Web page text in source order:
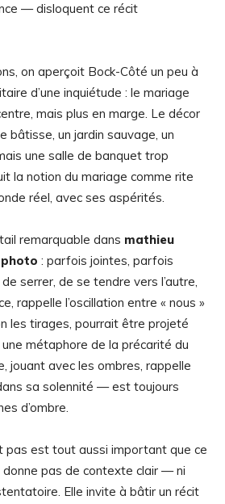
— disloquent ce récit
on aperçoit Bock-Côté un peu à
d’une inquiétude : le mariage
mais plus en marge. Le décor
bâtisse, un jardin sauvage, un
une salle de banquet trop
la notion du mariage comme rite
réel, avec ses aspérités.
remarquable dans mathieu
: parfois jointes, parfois
serrer, de se tendre vers l’autre,
rappelle l’oscillation entre « nous »
les tirages, pourrait être projeté
métaphore de la précarité du
jouant avec les ombres, rappelle
sa solennité — est toujours
d’ombre.
pas est tout aussi important que ce
donne pas de contexte clair — ni
Elle invite à bâtir un récit